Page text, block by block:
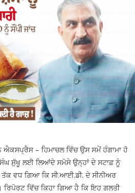
ਐਕਸਪ੍ਰੈਸ – ਹਿਮਾਚਲ ਵਿੱਚ ਉਸ ਸਮੇਂ ਹੰਗਾਮਾ ਹੋ
ਸੁੱਖੂ ਲਈ ਲਿਆਂਦੇ ਸਮੋਸੇ ਉਨ੍ਹਾਂ ਦੇ ਸਟਾਫ਼ ਨੂੰ
ਵਧ ਗਿਆ ਕਿ ਸੀ.ਆਈ.ਡੀ. ਦੇ ਸੀਨੀਅਰ
ਵਿੱਚ ਕਿਹਾ ਗਿਆ ਹੈ ਕਿ ਇਹ ਗਲਤੀ